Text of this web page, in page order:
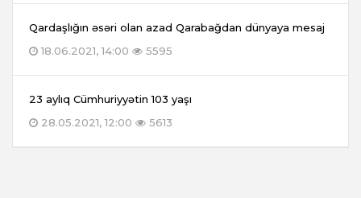
Qardaşlığın əsəri olan azad Qarabağdan dünyaya mesaj
18.06.2021, 14:00
5595
23 aylıq Cümhuriyyətin 103 yaşı
28.05.2021, 12:00
5613